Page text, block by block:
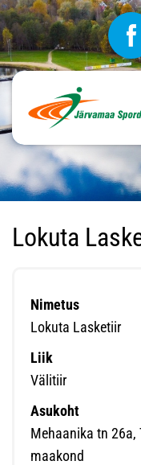
Lokuta
Nimetus
Lokuta Lasketiir
Liik
Välitiir
Asukoht
Mehaanika tn 26a,
maakond